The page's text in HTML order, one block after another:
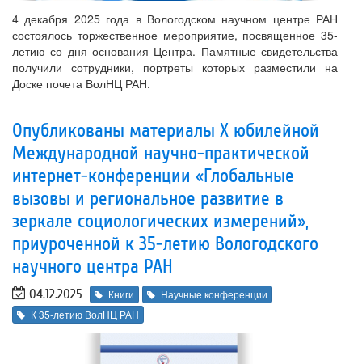
4 декабря 2025 года в Вологодском научном центре РАН
состоялось торжественное мероприятие, посвященное 35-
летию со дня основания Центра. Памятные свидетельства
получили сотрудники, портреты которых разместили на
Доске почета ВолНЦ РАН.
Опубликованы материалы X юбилейной
Международной научно-практической
интернет-конференции «Глобальные
вызовы и региональное развитие в
зеркале социологических измерений»,
приуроченной к 35-летию Вологодского
научного центра РАН
04.12.2025 Книги
Научные конференции
К 35-летию ВолНЦ РАН